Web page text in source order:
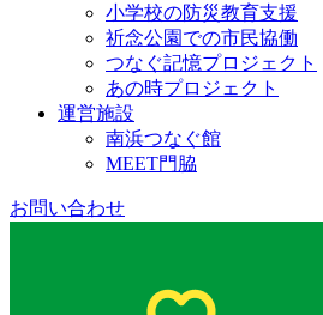
小学校の防災教育支援
祈念公園での市民協働
つなぐ記憶プロジェクト
あの時プロジェクト
運営施設
南浜つなぐ館
MEET門脇
お問い合わせ